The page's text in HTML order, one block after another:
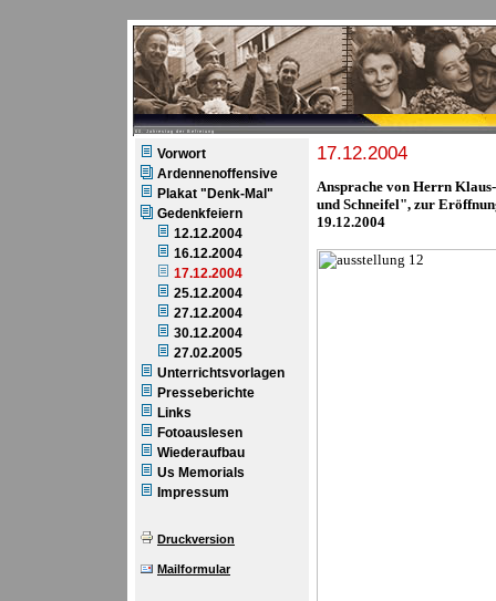
60. Jahrestag der Befreiung
Vorwort
Ardennenoffensive
Plakat "Denk-Mal"
Gedenkfeiern
12.12.2004
16.12.2004
17.12.2004
25.12.2004
27.12.2004
30.12.2004
27.02.2005
Unterrichtsvorlagen
Presseberichte
Links
Fotoauslesen
Wiederaufbau
Us Memorials
Impressum
Druckversion
Mailformular
17.12.2004
Ansprache von Herrn
und Schneifel", zur
19.12.2004